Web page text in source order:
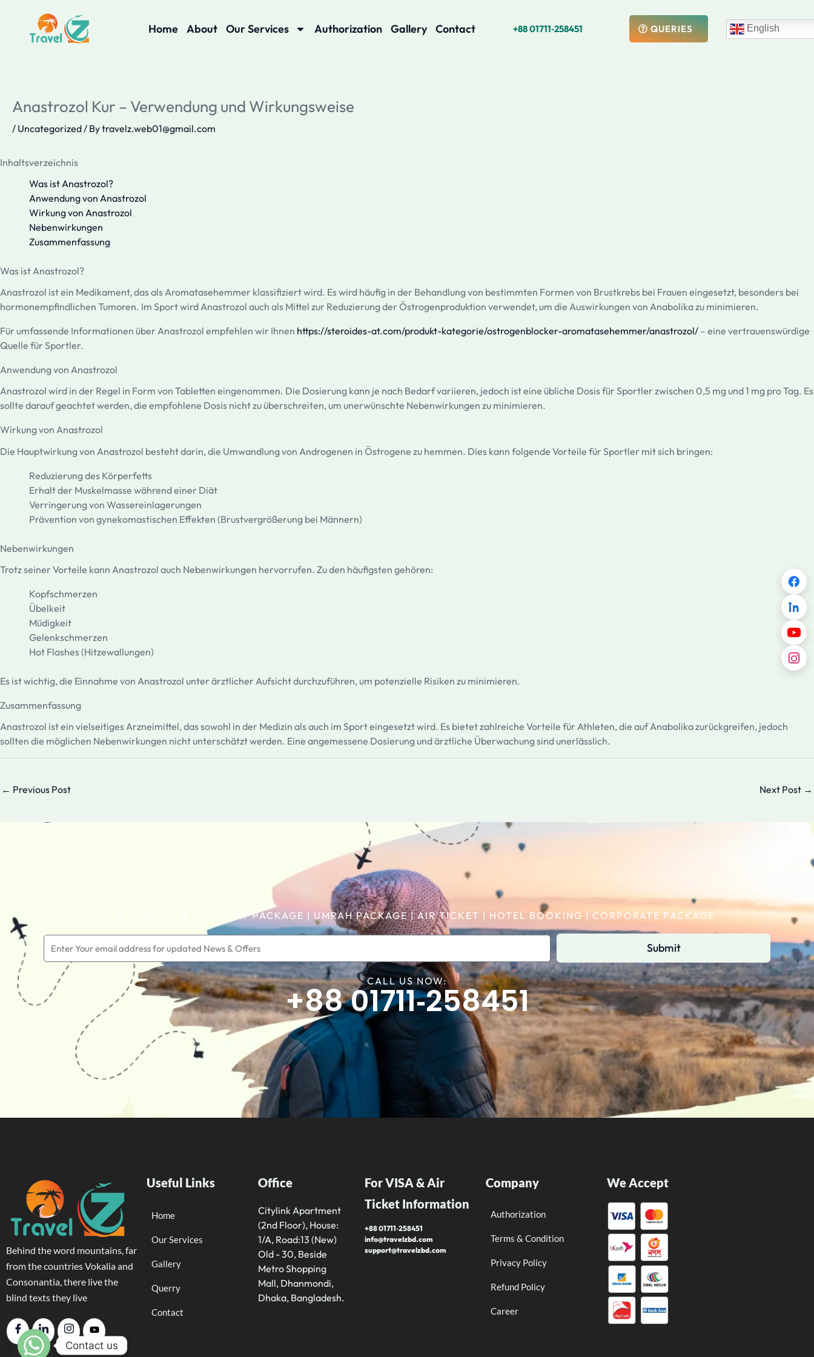
content
Home About Our Services Authorization Gallery Contact +88 01711‑258451 QUERIES English
Anastrozol Kur – Verwendung und Wirkungsweise
/ Uncategorized / Bytravelz.web01@gmail.com
Inhaltsverzeichnis
Was ist Anastrozol?
Anwendung von Anastrozol
Wirkung von Anastrozol
Nebenwirkungen
Zusammenfassung
Was ist Anastrozol?
Anastrozol ist ein Medikament, das als Aromatasehemmer klassifiziert wird. Es wird häufig in der Behandlung von bestimmten Formen von Brustkrebs bei Frauen eingesetzt, besonders bei
hormonempfindlichen Tumoren. Im Sport wird Anastrozol auch als Mittel zur Reduzierung der Östrogenproduktion verwendet, um die Auswirkungen von Anabolika zu minimieren.
Für umfassende Informationen über Anastrozol empfehlen wir Ihnen https://steroides-at.com/produkt-kategorie/ostrogenblocker-aromatasehemmer/anastrozol/ – eine vertrauenswürdige
Quelle für Sportler.
Anwendung von Anastrozol
Anastrozol wird in der Regel in Form von Tabletten eingenommen. Die Dosierung kann je nach Bedarf variieren, jedoch ist eine übliche Dosis für Sportler zwischen 0,5 mg und 1 mg pro Tag. Es
sollte darauf geachtet werden, die empfohlene Dosis nicht zu überschreiten, um unerwünschte Nebenwirkungen zu minimieren.
Wirkung von Anastrozol
Die Hauptwirkung von Anastrozol besteht darin, die Umwandlung von Androgenen in Östrogene zu hemmen. Dies kann folgende Vorteile für Sportler mit sich bringen:
Reduzierung des Körperfetts
Erhalt der Muskelmasse während einer Diät
Verringerung von Wassereinlagerungen
Prävention von gynekomastischen Effekten (Brustvergrößerung bei Männern)
Nebenwirkungen
Trotz seiner Vorteile kann Anastrozol auch Nebenwirkungen hervorrufen. Zu den häufigsten gehören:
Kopfschmerzen
Übelkeit
Müdigkeit
Gelenkschmerzen
Hot Flashes (Hitzewallungen)
Es ist wichtig, die Einnahme von Anastrozol unter ärztlicher Aufsicht durchzuführen, um potenzielle Risiken zu minimieren.
Zusammenfassung
Anastrozol ist ein vielseitiges Arzneimittel, das sowohl in der Medizin als auch im Sport eingesetzt wird. Es bietet zahlreiche Vorteile für Athleten, die auf Anabolika zurückgreifen, jedoch
sollten die möglichen Nebenwirkungen nicht unterschätzt werden. Eine angemessene Dosierung und ärztliche Überwachung sind unerlässlich.
← Previous Post Next Post →
VISA ASSITANCE | HOLIDAY PACKAGE | UMRAH PACKAGE | AIR TICKET | HOTEL BOOKING | CORPORATE PACKAGE
Submit
CALL US NOW:
+88 01711‑258451
Behind the word mountains, far
from the countries Vokalia and
Consonantia, there live the
blind texts they live
Useful Links
Home
Our Services
Gallery
Querry
Contact
Office
Citylink Apartment
(2nd Floor), House:
1/A, Road:13 (New)
Old - 30, Beside
Metro Shopping
Mall, Dhanmondi,
Dhaka, Bangladesh.
For VISA & Air
Ticket Information
+88 01711‑258451
info@travelzbd.com
support@travelzbd.com
Company
Authorization
Terms & Condition
Privacy Policy
Refund Policy
Career
We Accept
Contact us